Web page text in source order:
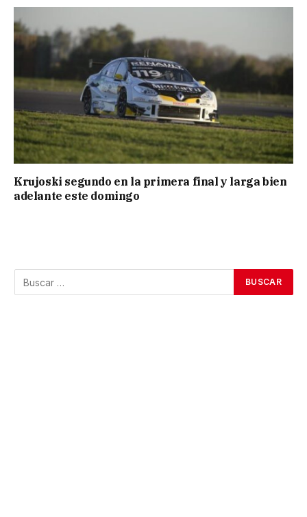
Krujoski segundo en la primera final y larga bien
adelante este domingo